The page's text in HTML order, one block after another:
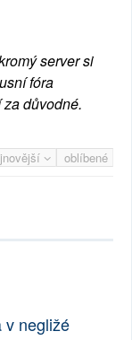
server si
fóra
důvodné.
oblíbené
v negližé